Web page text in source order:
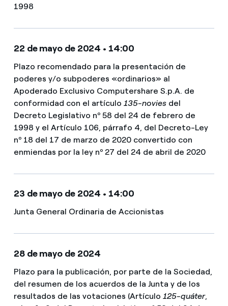
1998
22 de mayo de 2024 • 14:00
Plazo recomendado para la presentación de
poderes y/o subpoderes «ordinarios» al
Apoderado Exclusivo Computershare S.p.A. de
conformidad con el artículo 135-novies del
Decreto Legislativo nº 58 del 24 de febrero de
1998 y el Artículo 106, párrafo 4, del Decreto-Ley
nº 18 del 17 de marzo de 2020 convertido con
enmiendas por la ley nº 27 del 24 de abril de 2020
23 de mayo de 2024 • 14:00
Junta General Ordinaria de Accionistas
28 de mayo de 2024
Plazo para la publicación, por parte de la Sociedad,
del resumen de los acuerdos de la Junta y de los
resultados de las votaciones (Artículo 125-quáter,